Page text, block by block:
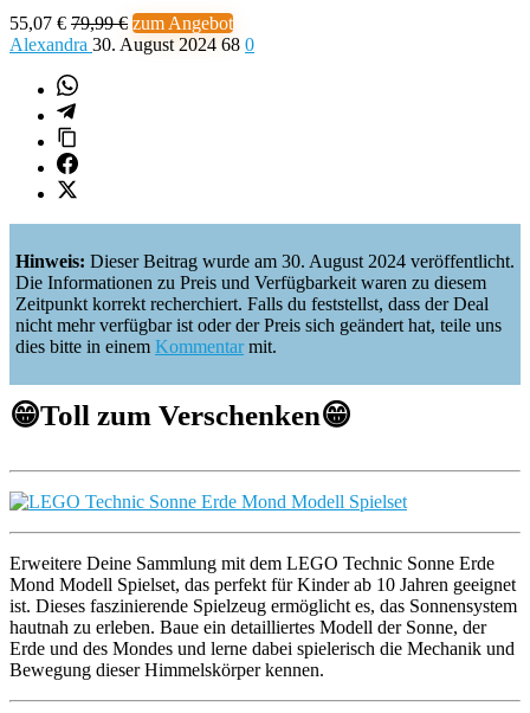
55,07 € 79,99 € zum Angebot
Alexandra 30. August 2024 68 0
Hinweis: Dieser Beitrag wurde am 30. August 2024 veröffentlicht.
Die Informationen zu Preis und Verfügbarkeit waren zu diesem
Zeitpunkt korrekt recherchiert. Falls du feststellst, dass der Deal
nicht mehr verfügbar ist oder der Preis sich geändert hat, teile uns
dies bitte in einem Kommentarmit.
😁Toll zum Verschenken😁
Erweitere Deine Sammlung mit dem LEGO Technic Sonne Erde
Mond Modell Spielset, das perfekt für Kinder ab 10 Jahren geeignet
ist. Dieses faszinierende Spielzeug ermöglicht es, das Sonnensystem
hautnah zu erleben. Baue ein detailliertes Modell der Sonne, der
Erde und des Mondes und lerne dabei spielerisch die Mechanik und
Bewegung dieser Himmelskörper kennen.